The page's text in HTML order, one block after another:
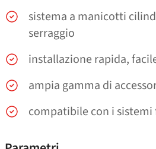
sistema a manicotti
serraggio
installazione rapida,
ampia gamma di
compatibile con i sistemi